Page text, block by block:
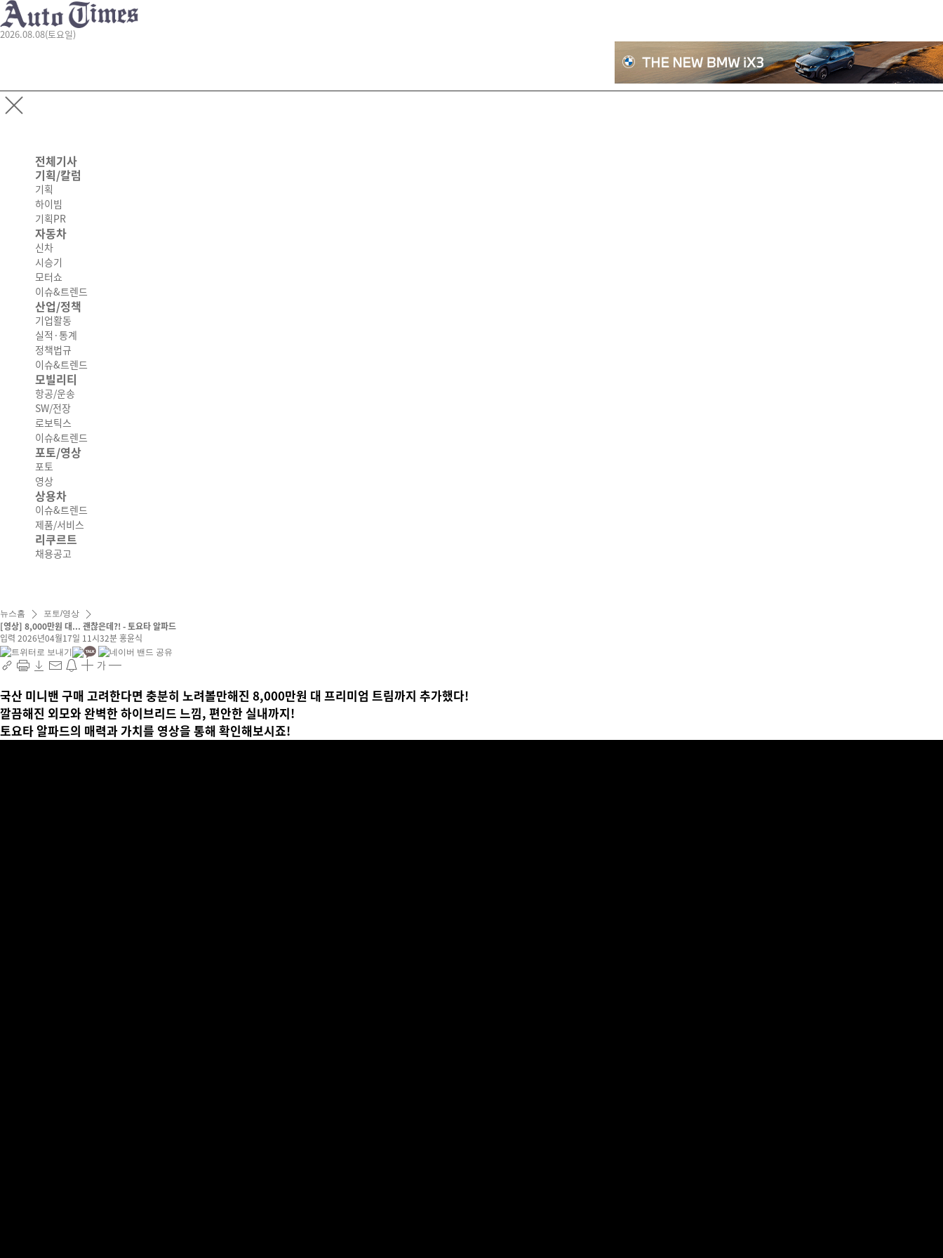
2026.08.08(토요일)
전체기사
기획/칼럼
기획
하이빔
기획PR
자동차
신차
시승기
모터쇼
이슈&트렌드
산업/정책
기업활동
실적·통계
정책법규
이슈&트렌드
모빌리티
항공/운송
SW/전장
로보틱스
이슈&트렌드
포토/영상
포토
영상
상용차
이슈&트렌드
제품/서비스
리쿠르트
채용공고
뉴스홈 포토/영상
[영상] 8,000만원 대... 괜찮은데?! - 토요타 알파드
입력 2026년04월17일 11시32분 홍윤식
가
국산 미니밴 구매 고려한다면 충분히 노려볼만해진 8,000만원 대 프리미엄 트림까지 추가했다!
깔끔해진 외모와 완벽한 하이브리드 느낌, 편안한 실내까지!
토요타 알파드의 매력과 가치를 영상을 통해 확인해보시죠!